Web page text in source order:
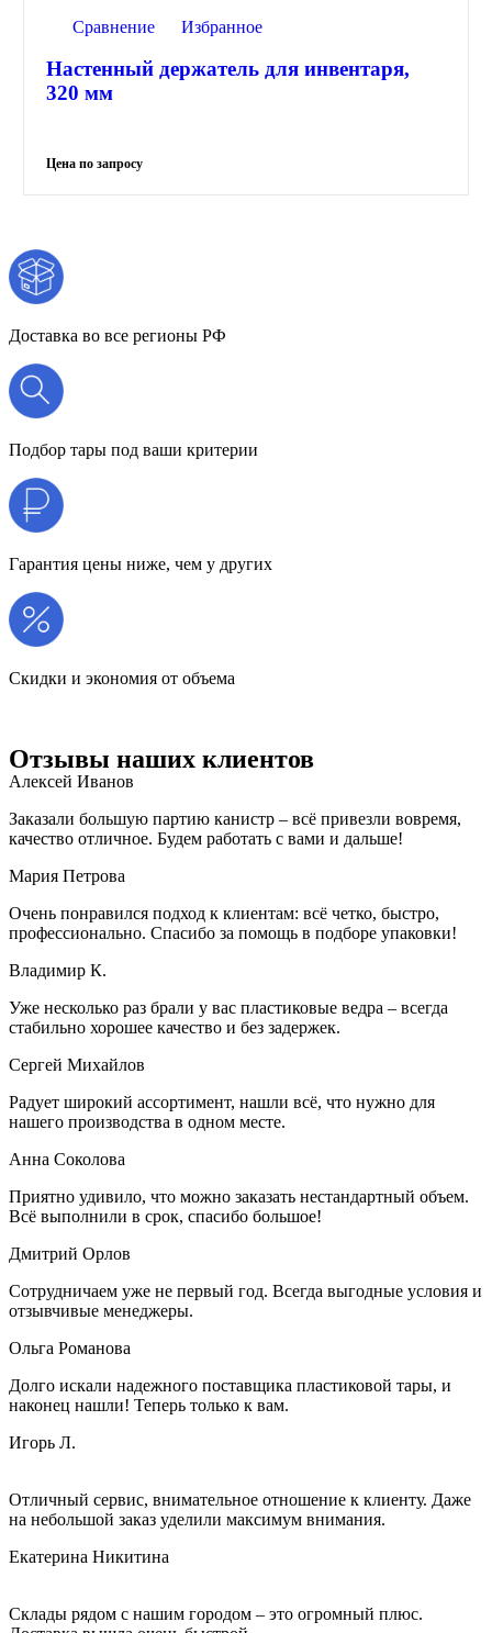
Сравнение Избранное
Настенный держатель для инвентаря,
320 мм
Доставка во все регионы РФ
Подбор тары под ваши критерии
Гарантия цены ниже, чем у других
Скидки и экономия от объема
Отзывы наших клиентов
Алексей Иванов
Заказали большую партию канистр – всё привезли вовремя,
качество отличное. Будем работать с вами и дальше!
Мария Петрова
Очень понравился подход к клиентам: всё четко, быстро,
профессионально. Спасибо за помощь в подборе упаковки!
Владимир К.
Уже несколько раз брали у вас пластиковые ведра – всегда
стабильно хорошее качество и без задержек.
Сергей Михайлов
Радует широкий ассортимент, нашли всё, что нужно для
нашего производства в одном месте.
Анна Соколова
Приятно удивило, что можно заказать нестандартный объем.
Всё выполнили в срок, спасибо большое!
Дмитрий Орлов
Сотрудничаем уже не первый год. Всегда выгодные условия и
отзывчивые менеджеры.
Ольга Романова
Долго искали надежного поставщика пластиковой тары, и
наконец нашли! Теперь только к вам.
Игорь Л.
Отличный сервис, внимательное отношение к клиенту. Даже
на небольшой заказ уделили максимум внимания.
Екатерина Никитина
Склады рядом с нашим городом – это огромный плюс.